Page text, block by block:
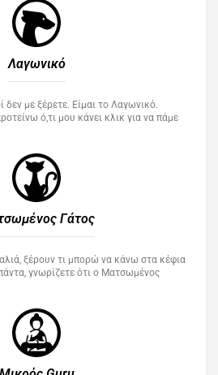
Λαγωνικό
δεν με ξέρετε. Είμαι το Λαγωνικό.
ό,τι μου κάνει κλικ για να πάμε
Γάτος​
ξέρουν τι μπορώ να κάνω στα κέφια
γνωρίζετε ότι ο Ματσωμένος